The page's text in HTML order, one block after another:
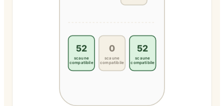
52
scaune
compatibile
0
scaune
compatibile
52
scaune
compatibile